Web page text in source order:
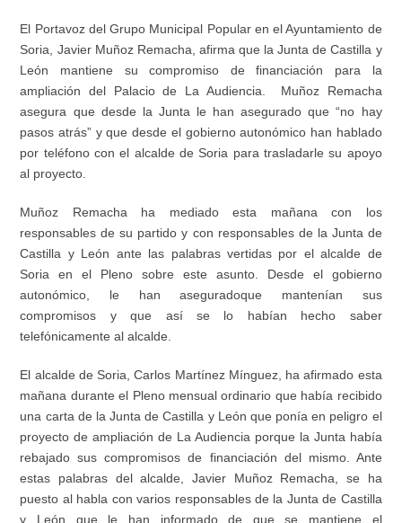
El Portavoz delGrupo Municipal Popular en el Ayuntamiento de
Soria, Javier Muñoz Remacha, afirma que la Junta de Castilla y
León mantiene su compromiso de financiación para la
ampliación del Palacio de La Audiencia. Muñoz Remacha
asegura que desde la Junta le han asegurado que “no hay
pasos atrás” y que desde el gobierno autonómico han hablado
por teléfono con el alcalde de Soria para trasladarlesu apoyo
al proyecto.
Muñoz Remacha ha mediado esta mañana con los
responsables de su partido y con responsables de la Junta de
Castilla y León ante las palabras vertidas por el alcalde de
Soria en el Pleno sobre este asunto. Desde el gobierno
autonómico, le hanaseguradoque mantenían sus
compromisos y que así se lo habían hecho saber
telefónicamente al alcalde.
El alcalde de Soria,Carlos Martínez Mínguez, ha afirmado esta
mañana durante el Pleno mensual ordinario que había recibido
una carta de la Junta de Castilla y León que ponía en peligro el
proyecto de ampliación de La Audienciaporque la Junta había
rebajado sus compromisos de financiación del mismo. Ante
estas palabras del alcalde, Javier Muñoz Remacha, se ha
puesto al habla con varios responsables de la Junta de Castilla
y León que le han informadode quese mantiene el